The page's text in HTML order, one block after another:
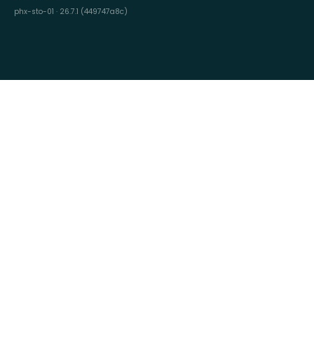
phx-sto-01 · 26.7.1 (449747a8c)